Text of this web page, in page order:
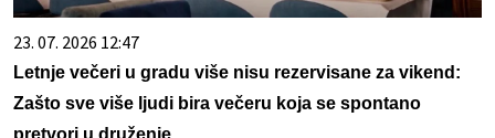
23. 07. 2026 12:47
Letnje večeri u gradu više nisu rezervisane za vikend:
Zašto sve više ljudi bira večeru koja se spontano